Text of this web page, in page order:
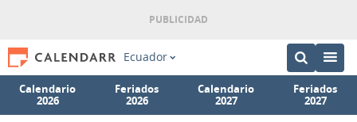
Ecuador
Calendario
2026
Feriados
2026
Calendario
2027
Feriados
2027